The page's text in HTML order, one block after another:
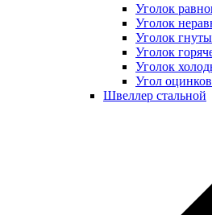
Уголок
Уголок
Уголок
Уголок
Уголок
Угол
Швеллер стальной